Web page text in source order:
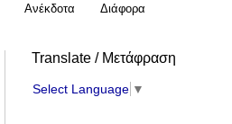
Ανέκδοτα Διάφορα
Translate / Μετάφραση
Select Language ▼